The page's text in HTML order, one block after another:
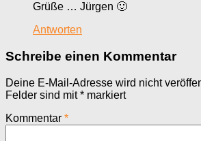
Grüße … Jürgen 🙂
Antworten
Schreibe einen Kommentar
Deine E-Mail-Adresse wird nicht
Felder sind mit* markiert
Kommentar *